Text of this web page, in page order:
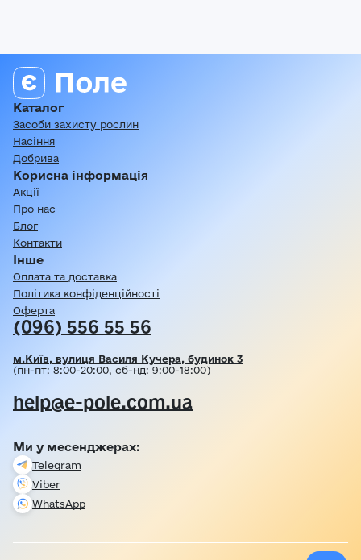
Каталог
Засоби захисту рослин
Насіння
Добрива
Корисна інформація
Акції
Про нас
Блог
Контакти
Інше
Оплата та доставка
Політика конфіденційності
Оферта
(096) 556 55 56
м.Київ, вулиця Василя Кучера, будинок 3
(пн-пт: 8:00-20:00, сб-нд: 9:00-18:00)
help@e-pole.com.ua
Ми у месенджерах:
Telegram
Viber
WhatsApp